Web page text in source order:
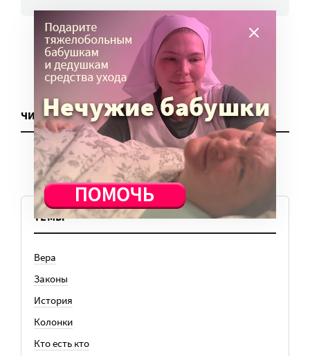
ЧИТАТЬ ЕЩЕ
ТЕМЫ
Вера
Законы
История
Колонки
Кто есть кто